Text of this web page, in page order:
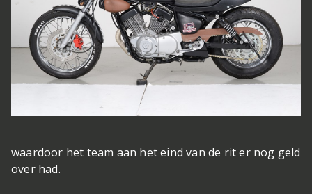
waardoor het team aan het eind van de rit er nog geld
over had.